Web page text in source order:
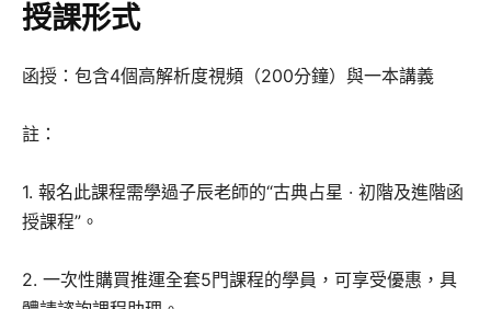
授課形式
函授：包含4個高解析度視頻（200分鐘）與一本講義
註：
1. 報名此課程需學過子辰老師的“古典占星 · 初階及進階函
授課程”。
2. 一次性購買推運全套5門課程的學員，可享受優惠，具